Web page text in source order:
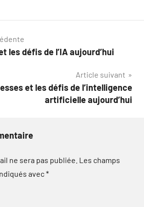
les défis de l’IA aujourd’hui
Article suivant
et les défis de l’intelligence
artificielle aujourd’hui
ne sera pas publiée. Les champs
avec*